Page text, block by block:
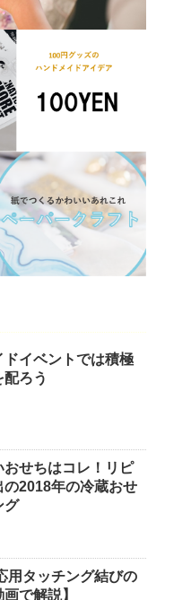
ドイベントでは積極
ろう
おせちはコレ！リピ
の2018年の冷蔵おせ
グ
用タッチング結びの
で解説】